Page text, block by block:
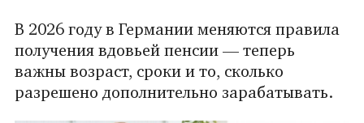
В 2026 году в Германии меняются правила
получения вдовьей пенсии — теперь
важны возраст, сроки и то, сколько
разрешено дополнительно зарабатывать.